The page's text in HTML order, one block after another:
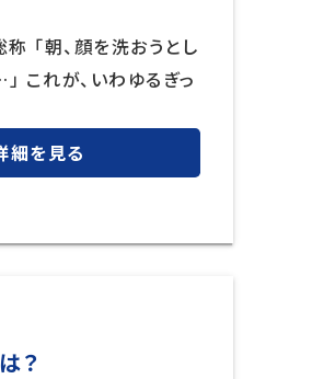
「朝、顔を洗おうとし
これが、いわゆるぎっ
細を見る
？